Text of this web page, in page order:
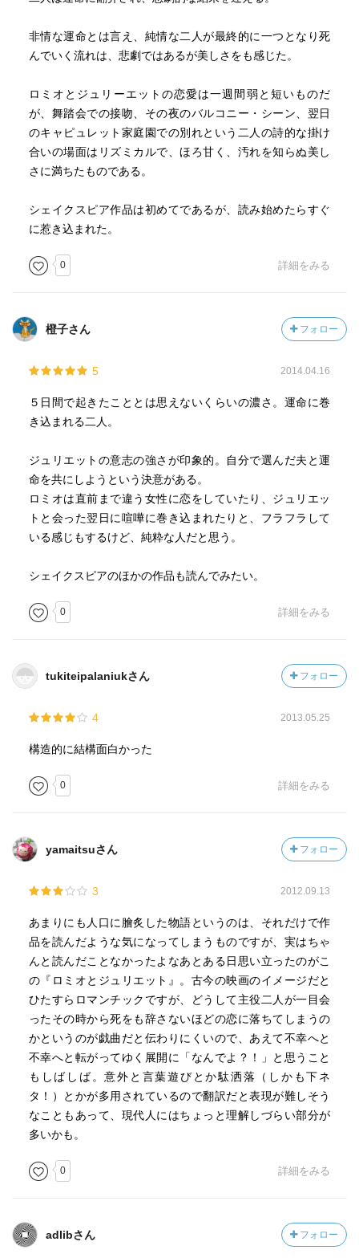
非情な運命とは言え、純情な二人が最終的に一つとなり死
んでいく流れは、悲劇ではあるが美しさをも感じた。
ロミオとジュリーエットの恋愛は一週間弱と短いものだ
が、舞踏会での接吻、その夜のバルコニー・シーン、翌日
のキャピュレット家庭園での別れという二人の詩的な掛け
合いの場面はリズミカルで、ほろ甘く、汚れを知らぬ美し
さに満ちたものである。
シェイクスピア作品は初めてであるが、読み始めたらすぐ
に惹き込まれた。
0 詳細をみる
橙子さん フォロー
5 2014.04.16
５日間で起きたこととは思えないくらいの濃さ。運命に巻
き込まれる二人。
ジュリエットの意志の強さが印象的。自分で選んだ夫と運
命を共にしようという決意がある。
ロミオは直前まで違う女性に恋をしていたり、ジュリエッ
トと会った翌日に喧嘩に巻き込まれたりと、フラフラして
いる感じもするけど、純粋な人だと思う。
シェイクスピアのほかの作品も読んでみたい。
0 詳細をみる
tukiteipalaniukさん フォロー
4 2013.05.25
構造的に結構面白かった
0 詳細をみる
yamaitsuさん フォロー
3 2012.09.13
あまりにも人口に膾炙した物語というのは、それだけで作
品を読んだような気になってしまうものですが、実はちゃ
んと読んだことなかったよなあとある日思い立ったのがこ
の『ロミオとジュリエット』。古今の映画のイメージだと
ひたすらロマンチックですが、どうして主役二人が一目会
ったその時から死をも辞さないほどの恋に落ちてしまうの
かというのが戯曲だと伝わりにくいので、あえて不幸へと
不幸へと転がってゆく展開に「なんでよ？！」と思うこと
もしばしば。意外と言葉遊びとか駄洒落（しかも下ネ
タ！）とかが多用されているので翻訳だと表現が難しそう
なこともあって、現代人にはちょっと理解しづらい部分が
多いかも。
0 詳細をみる
adlibさん フォロー